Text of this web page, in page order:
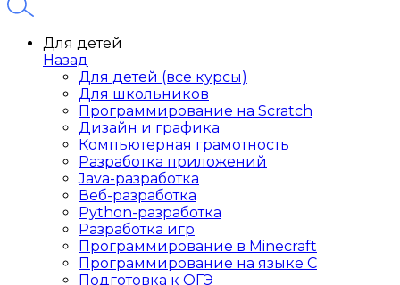
Для детей
Назад
Для детей (все курсы)
Для школьников
Программирование на Scratch
Дизайн и графика
Компьютерная грамотность
Разработка приложений
Java-разработка
Веб-разработка
Python-разработка
Разработка игр
Программирование в Minecraft
Программирование на языке C
Подготовка к ОГЭ